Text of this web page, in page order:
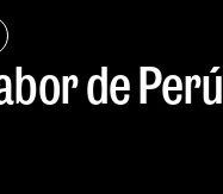
de Perú